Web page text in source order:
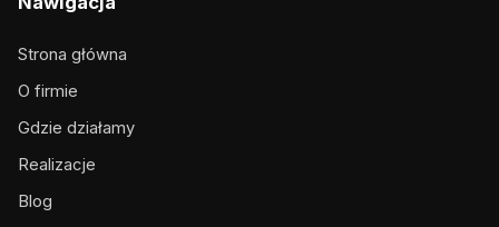
Strona główna
O firmie
Gdzie działamy
Realizacje
Blog